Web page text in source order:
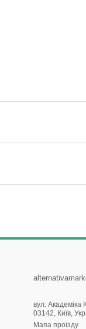
вул. Академіка
03142, Київ,
Мапа проїзду